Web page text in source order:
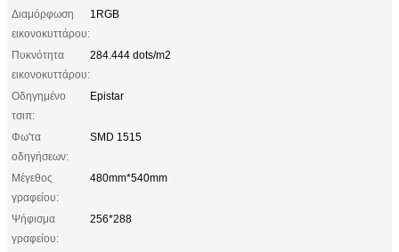
Διαμόρφωση
εικονοκυττάρου:
1RGB
Πυκνότητα
εικονοκυττάρου:
284.444 dots/m2
Οδηγημένο
τσιπ:
Epistar
Φω'τα
οδηγήσεων:
SMD 1515
Μέγεθος
γραφείου:
480mm*540mm
Ψήφισμα
γραφείου:
256*288